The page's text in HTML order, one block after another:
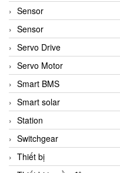
Sensor
Sensor
Servo Drive
Servo Motor
Smart BMS
Smart solar
Station
Switchgear
Thiết bị